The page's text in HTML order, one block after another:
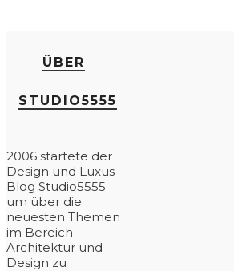
ÜBER
STUDIO5555
2006 startete der
Design und Luxus-
Blog Studio5555
um über die
neuesten Themen
im Bereich
Architektur und
Design zu